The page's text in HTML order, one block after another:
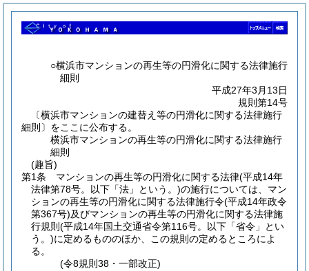
○横浜市マンションの再生等の円滑化に関する法律施行
細則
平成27年3月13日
規則第14号
〔横浜市マンションの建替え等の円滑化に関する法律施行
細則〕をここに公布する。
横浜市マンションの再生等の円滑化に関する法律施行
細則
(趣旨)
第1条
マンションの再生等の円滑化に関する法律(平成14年
法律第78号。以下「法」という。)の施行については、マン
ションの再生等の円滑化に関する法律施行令(平成14年政令
第367号)及びマンションの再生等の円滑化に関する法律施
行規則 (平成14年国土交通省令第116号。以下「省令」とい
う。)に定めるもののほか、この規則の定めるところによ
る。
(令8規則38・一部改正)